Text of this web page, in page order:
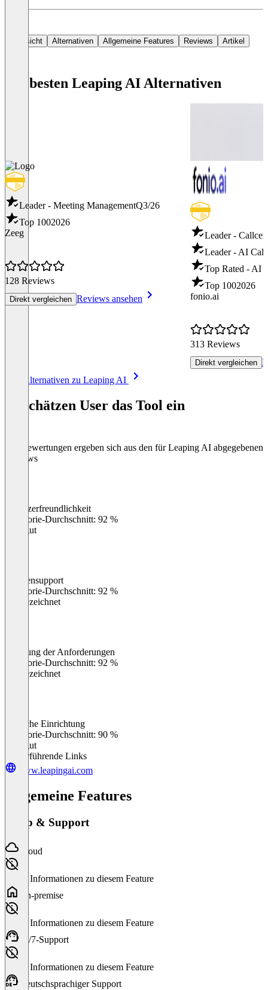
Übersicht Alternativen Allgemeine Features Reviews Artikel
Die besten Leaping AI Alternativen
Leader - Meeting ManagementQ3/26
Top 1002026
Zeeg
128 Reviews
Direkt vergleichen Reviews ansehen
Leader -
Leader - AI Call
Top Rated - AI
Top 1002026
fonio.ai
313 Reviews
Direkt vergleichen
Alle Alternativen zu Leaping AI
So schätzen User das Tool ein
Die Bewertungen ergeben sich aus den für Leaping AI abgegebenen
Reviews
Benutzerfreundlichkeit
Kategorie-Durchschnitt: 92 %
Sehr gut
Kundensupport
Kategorie-Durchschnitt: 92 %
Ausgezeichnet
Erfüllung der Anforderungen
Kategorie-Durchschnitt: 92 %
Ausgezeichnet
Einfache Einrichtung
Kategorie-Durchschnitt: 90 %
Sehr gut
Weiterführende Links
www.leapingai.com
Allgemeine Features
Setup & Support
Cloud
Keine Informationen zu diesem Feature
On-premise
Keine Informationen zu diesem Feature
24/7-Support
Keine Informationen zu diesem Feature
Deutschsprachiger Support